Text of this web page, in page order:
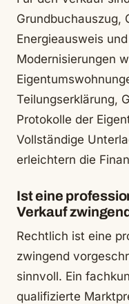
Grundbuchauszug,
Energieausweis
Modernisierungen
Teilungserklärung,
Protokolle der
Vollständige
erleichtern die
Ist eine
Verkauf
Rechtlich ist eine
zwingend
sinnvoll. Ein
qualifizierte